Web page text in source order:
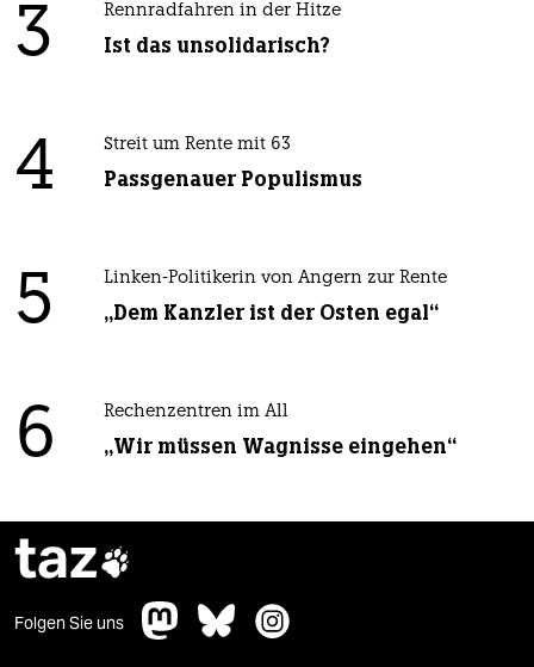
3 Rennradfahren in der Hitze
Ist das unsolidarisch?
4 Streit um Rente mit 63
Passgenauer Populismus
5 Linken-Politikerin von Angern zur Rente
„Dem Kanzler ist der Osten egal“
6 Rechenzentren im All
„Wir müssen Wagnisse eingehen“
taz
Folgen Sie uns